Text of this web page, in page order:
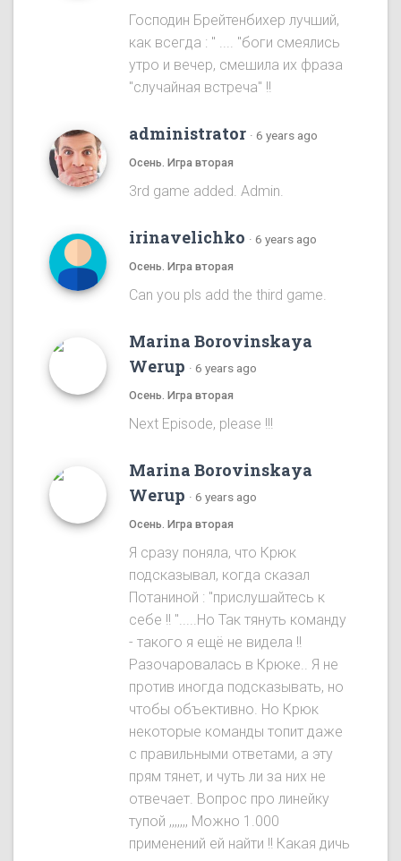
Господин Брейтенбихер лучший,
как всегда : " .... "боги смеялись
утро и вечер, смешила их фраза
"случайная встреча" !!
administrator · 6 years ago
Осень. Игра вторая
3rd game added. Admin.
irinavelichko · 6 years ago
Осень. Игра вторая
Can you pls add the third game.
Marina Borovinskaya
Werup · 6 years ago
Осень. Игра вторая
Next Episode, please !!!
Marina Borovinskaya
Werup · 6 years ago
Осень. Игра вторая
Я сразу понялa, что Крюк
подсказывал, когда сказал
Потаниной : "прислушайтесь к
себе !! ".....Ho Так тянуть команду
- такого я ещё не видела !!
Разочаровалась в Крюке.. Я не
против иногда подсказывать, но
чтобы объективно. Ho Крюк
некоторые команды топит даже
с правильными ответами, а эту
прям тянет, и чуть ли за них не
отвечает. Вопрос про линейку
тупой ,,,,,,, Можно 1.000
применений ей найти !! Какая дичь